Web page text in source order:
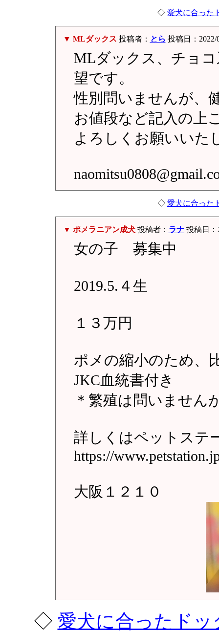
◇ 愛犬に合った
▼ MLダックス 投稿者： とら 投稿日：2022/
MLダックス、チョ
望です。
性別問いませんが、
お値段など記入の上
よろしくお願いいた
◇ 愛犬に合った
▼ ポメラニアン成犬投稿者： ラナ投稿日：
女の子 募集中
2019.5.４生
１３万円
ポメの縮小のため、
JKC血統書付き
＊繁殖は問いません
詳しくはペットステ
https://
大阪１２１０
◇ 愛犬に合ったド